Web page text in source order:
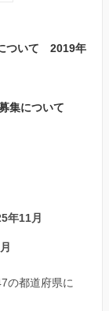
ついて 2019年
集について
年11月
の都道府県に